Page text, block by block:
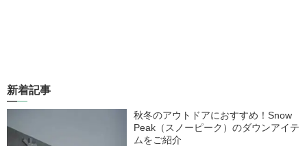
新着記事
秋冬のアウトドアにおすすめ！Snow
Peak（スノーピーク）のダウンアイテ
ムをご紹介